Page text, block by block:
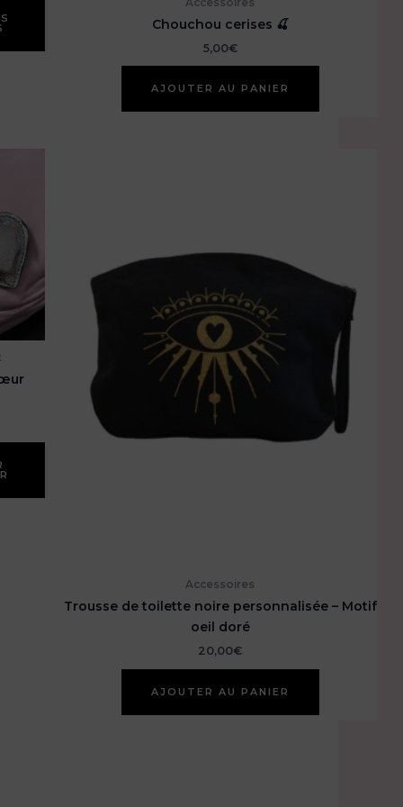
produit
Chouchou cerises 🍒
5,00€
AJOUTER AU PANIER
Accessoires
Trousse de toilette noire personnalisée – Motif
oeil doré
20,00€
AJOUTER AU PANIER